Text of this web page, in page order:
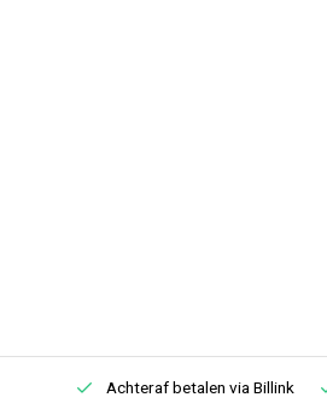
Achteraf betalen via Billink